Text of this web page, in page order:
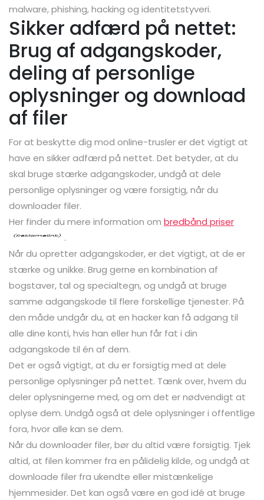
malware, phishing, hacking og identitetstyveri.
Sikker adfærd på nettet:
Brug af adgangskoder,
deling af personlige
oplysninger og download
af filer
For at beskytte dig mod online-trusler er det vigtigt at
have en sikker adfærd på nettet. Det betyder, at du
skal bruge stærke adgangskoder, undgå at dele
personlige oplysninger og være forsigtig, når du
downloader filer.
Her finder du mere information om bredbånd priser
.
Når du opretter adgangskoder, er det vigtigt, at de er
stærke og unikke. Brug gerne en kombination af
bogstaver, tal og specialtegn, og undgå at bruge
samme adgangskode til flere forskellige tjenester. På
den måde undgår du, at en hacker kan få adgang til
alle dine konti, hvis han eller hun får fat i din
adgangskode til én af dem.
Det er også vigtigt, at du er forsigtig med at dele
personlige oplysninger på nettet. Tænk over, hvem du
deler oplysningerne med, og om det er nødvendigt at
oplyse dem. Undgå også at dele oplysninger i offentlige
fora, hvor alle kan se dem.
Når du downloader filer, bør du altid være forsigtig. Tjek
altid, at filen kommer fra en pålidelig kilde, og undgå at
downloade filer fra ukendte eller mistænkelige
hjemmesider. Det kan også være en god idé at bruge